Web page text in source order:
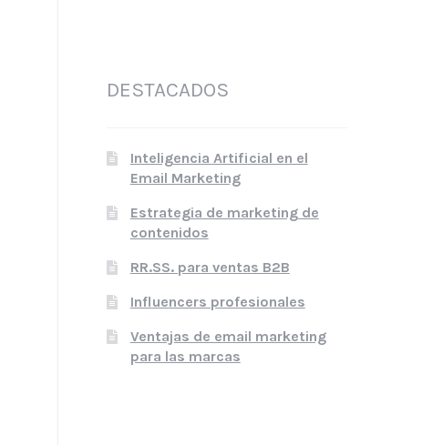
DESTACADOS
Inteligencia Artificial en el
Email Marketing
Estrategia de marketing de
contenidos
RR.SS. para ventas B2B
Influencers profesionales
Ventajas de email marketing
para las marcas